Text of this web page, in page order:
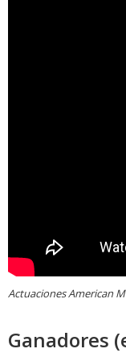
Actuaciones American
Ganadores